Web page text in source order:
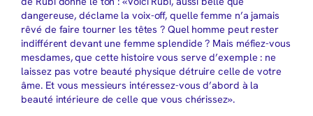
dangereuse, déclame la voix-off, quelle femme n’a jamais
rêvé de faire tourner les têtes ? Quel homme peut rester
indifférent devant une femme splendide ? Mais méfiez-vous
mesdames, que cette histoire vous serve d’exemple : ne
laissez pas votre beauté physique détruire celle de votre
âme. Et vous messieurs intéressez-vous d’abord à la
beauté intérieure de celle que vous chérissez».